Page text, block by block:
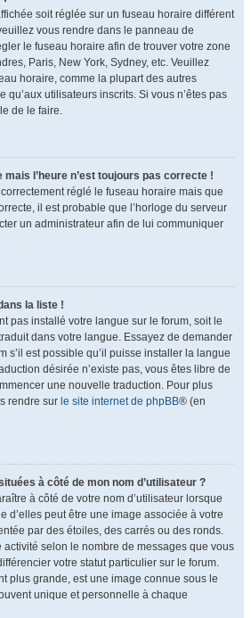
soit réglée sur un fuseau horaire différent
vous rendre dans le panneau de
le fuseau horaire afin de trouver votre zone
Paris, New York, Sydney, etc. Veuillez
horaire, comme la plupart des autres
qu’aux utilisateurs inscrits. Si vous n’êtes pas
de le faire.
mais l’heure n’est toujours pas correcte !
réglé le fuseau horaire mais que
il est probable que l’horloge du serveur
un administrateur afin de lui communiquer
la liste !
pas installé votre langue sur le forum, soit le
dans votre langue. Essayez de demander
s’il est possible qu’il puisse installer la langue
désirée n’existe pas, vous êtes libre de
une nouvelle traduction. Pour plus
rendre sur le site internet de phpBB® (en
à côté de mon nom d’utilisateur ?
à côté de votre nom d’utilisateur lorsque
d’elles peut être une image associée à votre
par des étoiles, des carrés ou des ronds.
activité selon le nombre de messages que vous
votre statut particulier sur le forum.
plus grande, est une image connue sous le
unique et personnelle à chaque